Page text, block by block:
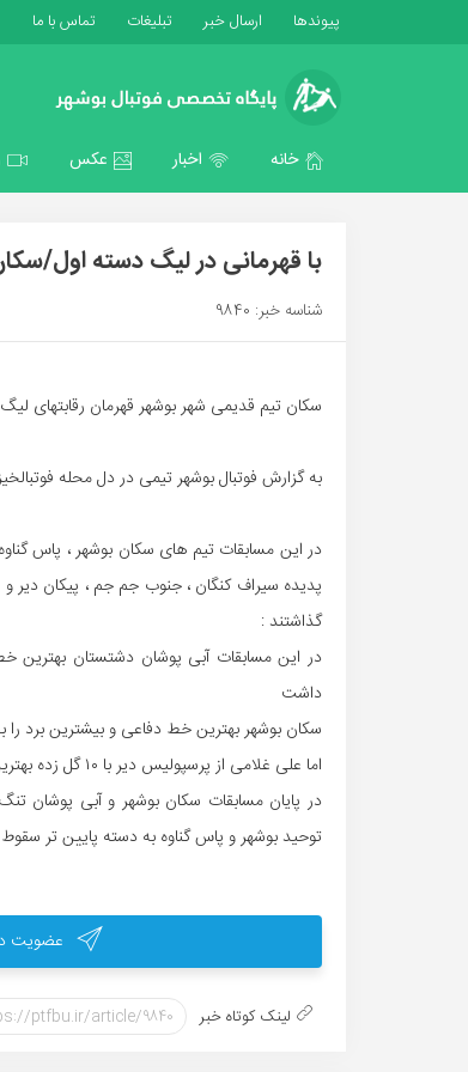
پیوندها ارسال خبر تبلیغات تماس با ما
خانه اخبار عکس
با قهرمانی در لیگ دسته اول/
شناسه خبر: 9840
سکان تیم قدیمی شهر بوشهر قهرمان رقابتهای
به گزارش فوتبال بوشهر تیمی در دل محله
در این مسابقات تیم های سکان بوشهر ، پاس
پدیده سیراف کنگان ، جنوب جم جم ، پیکان دیر و
گذاشتند :
در این مسابقات آبی پوشان دشتستان بهترین
داشت
سکان بوشهر بهترین خط دفاعی و بیشترین برد
اما علی غلامی از پرسپولیس دیر با ۱۰ گل زده بهترین گلزن مسابقات لقب گرفت
در پایان مسابقات سکان بوشهر و آبی پوشان
توحید بوشهر و پاس گناوه به دسته پایین تر
عضویت
لینک کوتاه خبر